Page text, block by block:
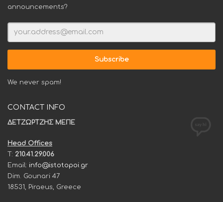
announcements?
We never spam!
CONTACT INFO
ΔΕΤΖΩΡΤΖΗΣ ΜΕΠΕ
Head Offices
T: 210.41.29.006
Email: info@istotopoi.gr
Dim. Gounari 47
18531, Piraeus, Greece